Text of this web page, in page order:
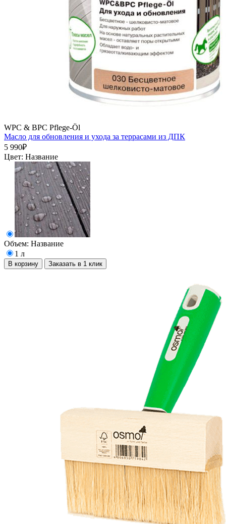
WPC & BPC Pflege-Öl
Масло для обновления и ухода за террасами из ДПК
5 990₽
Цвет: Название
Объем: Название
1 л
В корзину Заказать в 1 клик